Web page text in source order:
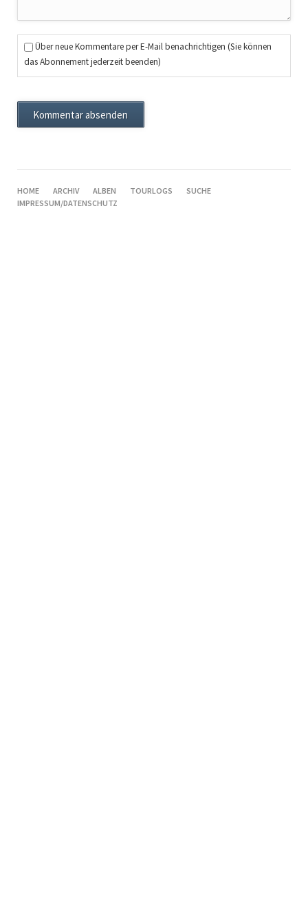
Über neue Kommentare per E-Mail benachrichtigen (Sie können
das Abonnement jederzeit beenden)
Kommentar absenden
NAVIGATION
ÜBERSPRINGEN
HOME ARCHIV ALBEN TOURLOGS
SUCHE
IMPRESSUM/DATENSCHUTZ